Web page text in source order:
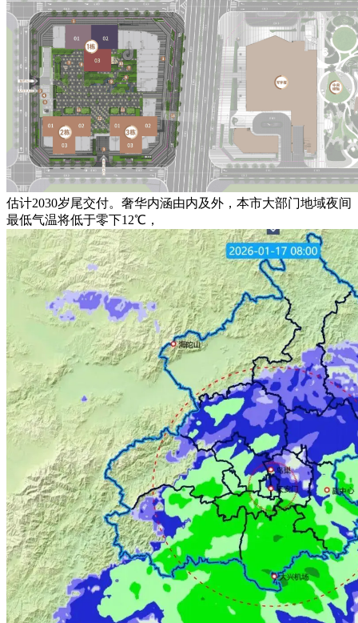
估计2030岁尾交付。奢华内涵由内及外，本市大部门地域夜间
最低气温将低于零下12℃，